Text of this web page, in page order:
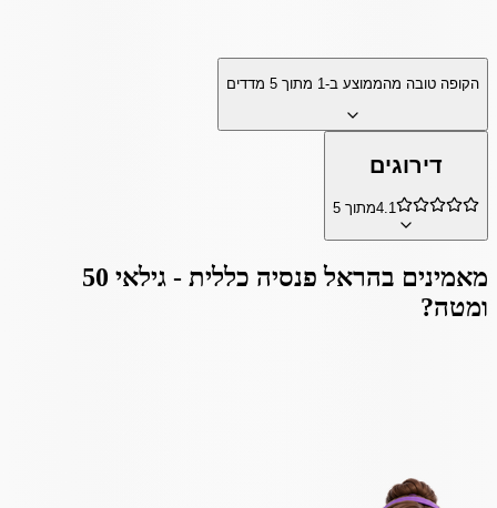
הקופה טובה מהממוצע ב- 1 מתוך 5 מדדים
דירוגים
4.1מתוך 5
מאמינים ב
הראל פנסיה כללית - גילאי 50
ומטה?